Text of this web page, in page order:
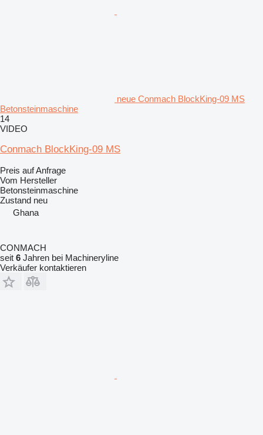
neue Conmach BlockKing-09 MS
Betonsteinmaschine
14
VIDEO
Conmach BlockKing-09 MS
Preis auf Anfrage
Vom Hersteller
Betonsteinmaschine
Zustand neu
Ghana
CONMACH
seit 6 Jahren bei Machineryline
Verkäufer kontaktieren